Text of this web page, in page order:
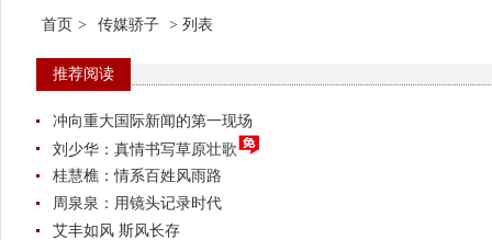
首页 > 传媒骄子 > 列表
推荐阅读
冲向重大国际新闻的第一现场
刘少华：真情书写草原壮歌
桂慧樵：情系百姓风雨路
周泉泉：用镜头记录时代
艾丰如风 斯风长存